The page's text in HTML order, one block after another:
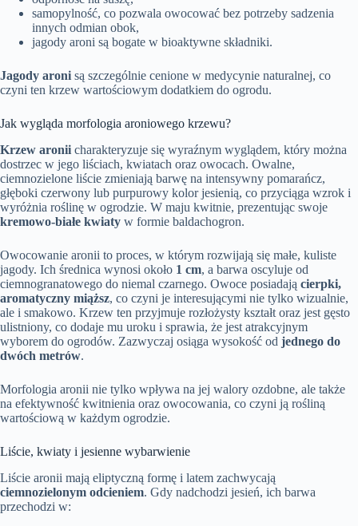
samopylność, co pozwala owocować bez potrzeby sadzenia
innych odmian obok,
jagody aroni są bogate w bioaktywne składniki.
Jagody aroni są szczególnie cenione w medycynie naturalnej, co
czyni ten krzew wartościowym dodatkiem do ogrodu.
Jak wygląda morfologia aroniowego krzewu?
Krzew aronii charakteryzuje się wyraźnym wyglądem, który można
dostrzec w jego liściach, kwiatach oraz owocach. Owalne,
ciemnozielone liście zmieniają barwę na intensywny pomarańcz,
głęboki czerwony lub purpurowy kolor jesienią, co przyciąga wzrok i
wyróżnia roślinę w ogrodzie. W maju kwitnie, prezentując swoje
kremowo-białe kwiaty w formie baldachogron.
Owocowanie aronii to proces, w którym rozwijają się małe, kuliste
jagody. Ich średnica wynosi około 1 cm, a barwa oscyluje od
ciemnogranatowego do niemal czarnego. Owoce posiadają cierpki,
aromatyczny miąższ, co czyni je interesującymi nie tylko wizualnie,
ale i smakowo. Krzew ten przyjmuje rozłożysty kształt oraz jest gęsto
ulistniony, co dodaje mu uroku i sprawia, że jest atrakcyjnym
wyborem do ogrodów. Zazwyczaj osiąga wysokość od jednego do
dwóch metrów.
Morfologia aronii nie tylko wpływa na jej walory ozdobne, ale także
na efektywność kwitnienia oraz owocowania, co czyni ją rośliną
wartościową w każdym ogrodzie.
Liście, kwiaty i jesienne wybarwienie
Liście aronii mają eliptyczną formę i latem zachwycają
ciemnozielonym odcieniem. Gdy nadchodzi jesień, ich barwa
przechodzi w: